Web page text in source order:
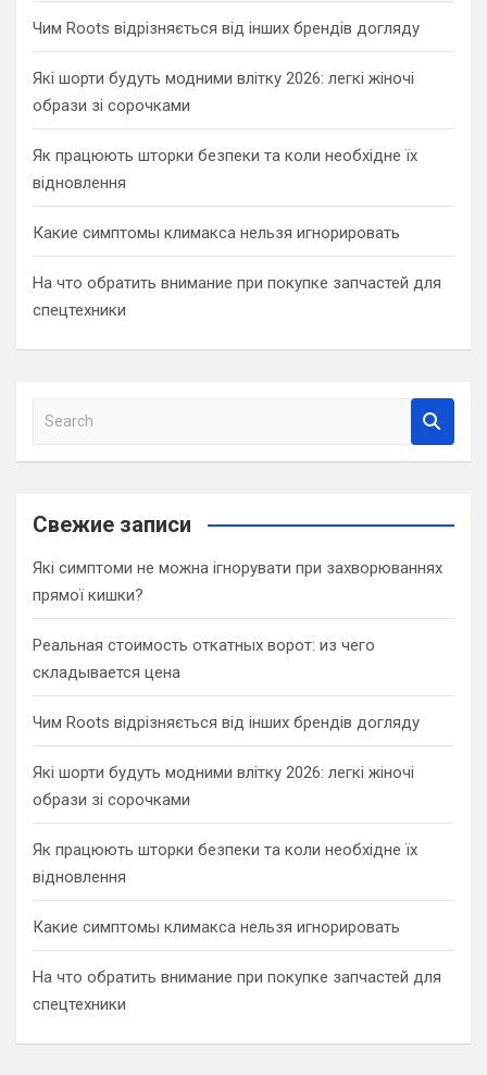
Чим Roots відрізняється від інших брендів догляду
Які шорти будуть модними влітку 2026: легкі жіночі
образи зі сорочками
Як працюють шторки безпеки та коли необхідне їх
відновлення
Какие симптомы климакса нельзя игнорировать
На что обратить внимание при покупке запчастей для
спецтехники
a
c
Свежие записи
Які симптоми не можна ігнорувати при захворюваннях
прямої кишки?
Реальная стоимость откатных ворот: из чего
складывается цена
Чим Roots відрізняється від інших брендів догляду
Які шорти будуть модними влітку 2026: легкі жіночі
образи зі сорочками
Як працюють шторки безпеки та коли необхідне їх
відновлення
Какие симптомы климакса нельзя игнорировать
На что обратить внимание при покупке запчастей для
спецтехники